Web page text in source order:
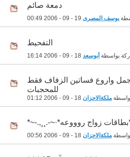
دمعة صائم
يوسف المصرى 00:49
التفحيط
بواسطة أبوسعد 16:14
واروع فساتين الزفاف فقط
للمحجبات
ملكةالاحزان 01:12
زواج روووعه*·~-.¸¸,.-~*
ملكةالاحزان 00:56